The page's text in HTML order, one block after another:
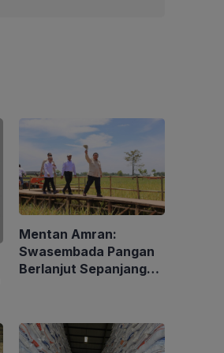
Mentan Amran:
Swasembada Pangan
Berlanjut Sepanjang